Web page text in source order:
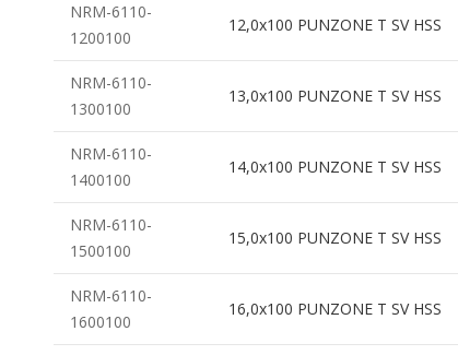
NRM-6110-
1200100
12,0x100 PUNZONE T SV HSS
NRM-6110-
1300100
13,0x100 PUNZONE T SV HSS
NRM-6110-
1400100
14,0x100 PUNZONE T SV HSS
NRM-6110-
1500100
15,0x100 PUNZONE T SV HSS
NRM-6110-
1600100
16,0x100 PUNZONE T SV HSS